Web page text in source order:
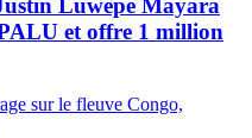
Luwepe Mayara
et offre 1 million